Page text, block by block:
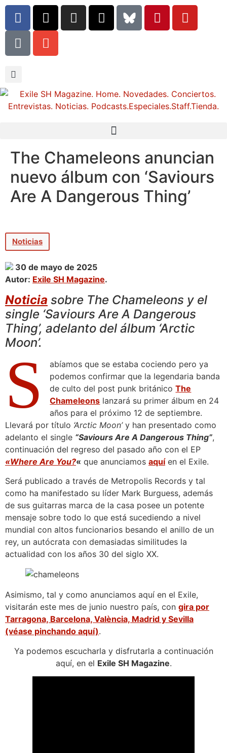
The Chameleons anuncian
nuevo álbum con ‘Saviours
Are A Dangerous Thing’
Noticias
30 de mayo de 2025
Autor: Exile SH Magazine.
Noticia sobre The Chameleons y el
single ‘Saviours Are A Dangerous
Thing’, adelanto del álbum ‘Arctic
Moon’.
S
abíamos que se estaba cociendo pero ya
podemos confirmar que la legendaria banda
de culto del post punk británicoThe
Chameleons lanzará su primer álbum en 24
años para el próximo 12 de septiembre.
Llevará por título ‘Arctic Moon’ y han presentado como
adelanto el single “Saviours Are A Dangerous Thing”,
continuación del regreso del pasado año con el EP
«Where Are You?« que anunciamos aquíen el Exile.
Será publicado a través de Metropolis Records y tal
como ha manifestado su líder Mark Burguess, además
de sus guitarras marca de la casa posee un potente
mensaje sobre todo lo que está sucediendo a nivel
mundial con altos funcionarios besando el anillo de un
rey, un autócrata con demasiadas similitudes la
actualidad con los años 30 del siglo XX.
Asimismo, tal y como anunciamos aquí en el Exile,
visitarán este mes de junio nuestro país, con gira por
Tarragona, Barcelona, València, Madrid y Sevilla
(véase pinchando aquí).
Ya podemos escucharla y disfrutarla a continuación
aquí, en el Exile SH Magazine.